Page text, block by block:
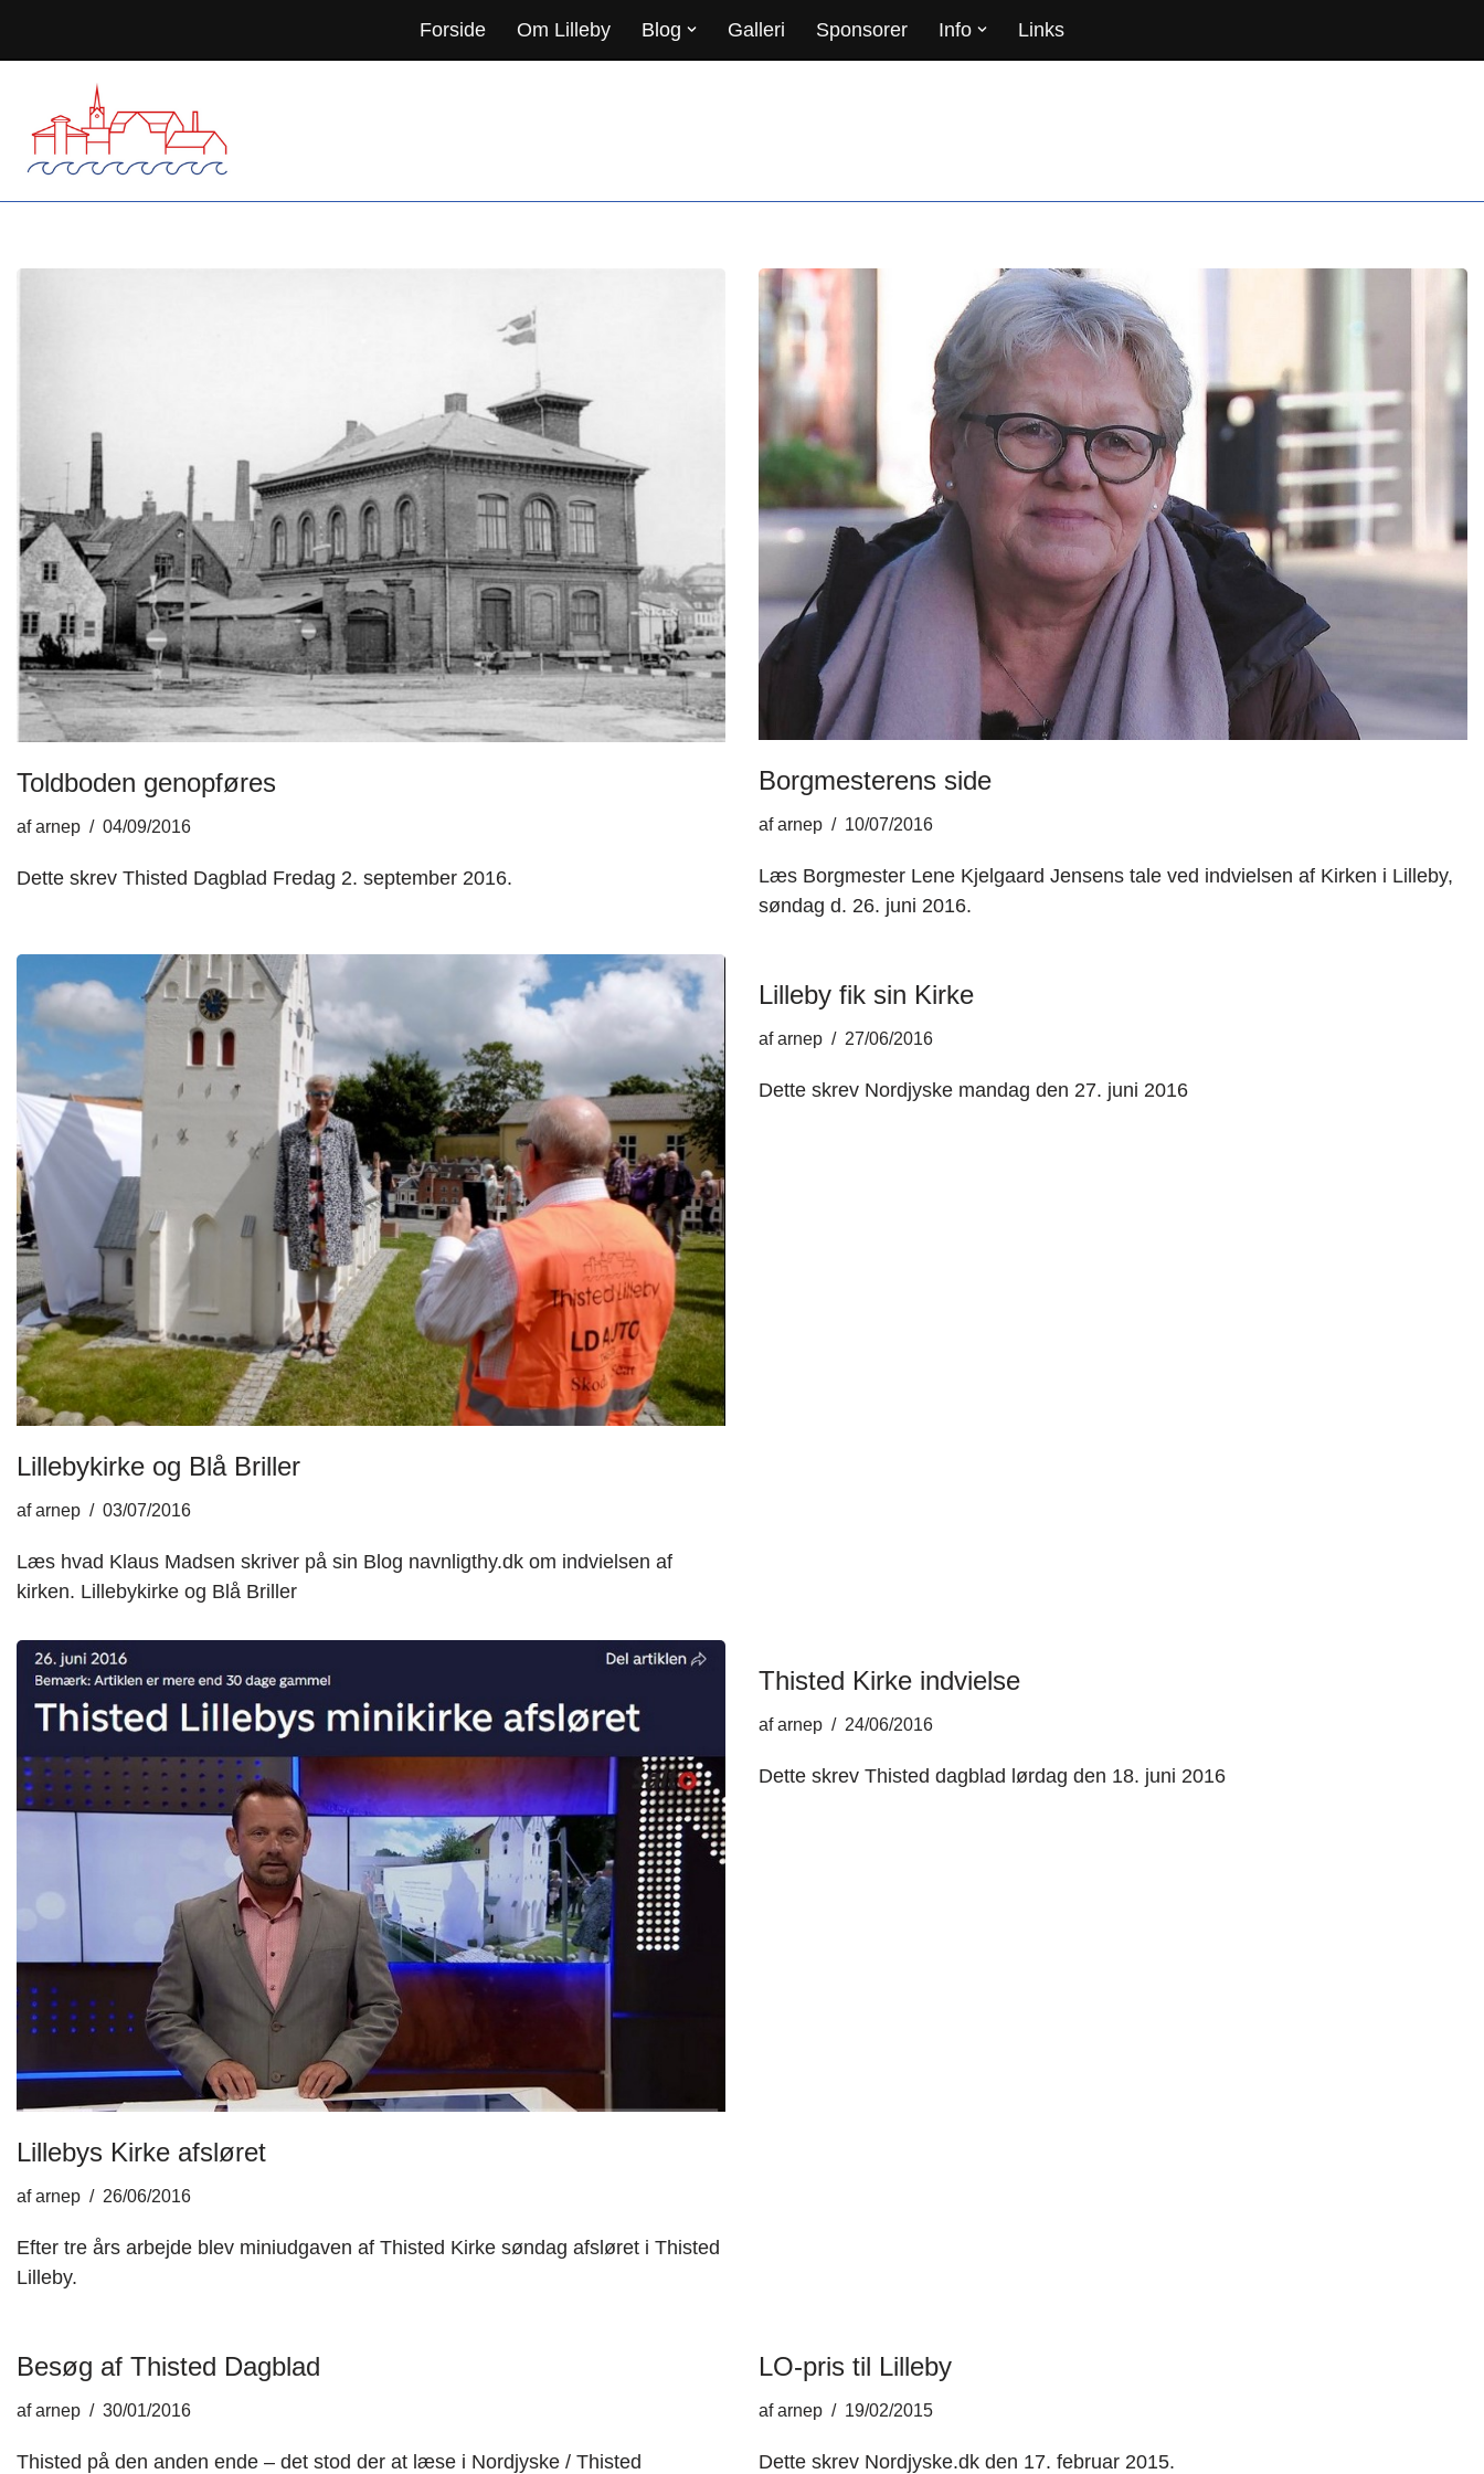
Spring
indhold
Forside Om Lilleby Blog Galleri Sponsorer Info Links
Toldboden genopføres
afarnep 04/09/2016
Dette skrev Thisted Dagblad Fredag 2. september 2016.
Borgmesterens side
afarnep 10/07/2016
Læs Borgmester Lene Kjelgaard Jensens tale ved indvielsen af Kirken i Lilleby,
søndag d. 26. juni 2016.
Lillebykirke og Blå Briller
afarnep 03/07/2016
Læs hvad Klaus Madsen skriver på sin Blog navnligthy.dk om indvielsen af
kirken. Lillebykirke og Blå Briller
Lilleby fik sin Kirke
afarnep 27/06/2016
Dette skrev Nordjyske mandag den 27. juni 2016
Lillebys Kirke afsløret
afarnep 26/06/2016
Efter tre års arbejde blev miniudgaven af Thisted Kirke søndag afsløret i Thisted
Lilleby.
Thisted Kirke indvielse
afarnep 24/06/2016
Dette skrev Thisted dagblad lørdag den 18. juni 2016
Besøg af Thisted Dagblad
afarnep 30/01/2016
Thisted på den anden ende – det stod der at læse i Nordjyske / Thisted
LO-pris til Lilleby
afarnep 19/02/2015
Dette skrev Nordjyske.dk den 17. februar 2015.